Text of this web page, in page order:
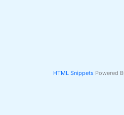
HTML Snippets Powered